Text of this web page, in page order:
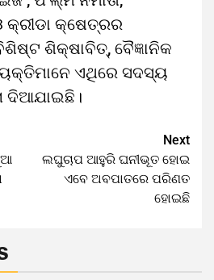
କ୍ରୀଡା କ୍ଷେତ୍ରର
ଶିକ୍ଷାବିତ୍‌, ବୈଜ୍ଞାନିକ
ଏଥିରେ ସଦସ୍ୟ
ଦିଆଯାଇଛି।
Next
ଲଘୁଚାପ ଆହୁରି ଘନୀଭୂତ ହୋଇ
ଏବେ ଅବପାତରେ ପରିଣତ
ହୋଇଛି